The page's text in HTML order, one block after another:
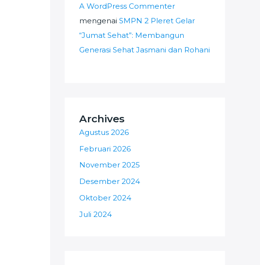
A WordPress Commenter
mengenai SMPN 2 Pleret Gelar
“Jumat Sehat”: Membangun
Generasi Sehat Jasmani dan Rohani
Archives
Agustus 2026
Februari 2026
November 2025
Desember 2024
Oktober 2024
Juli 2024